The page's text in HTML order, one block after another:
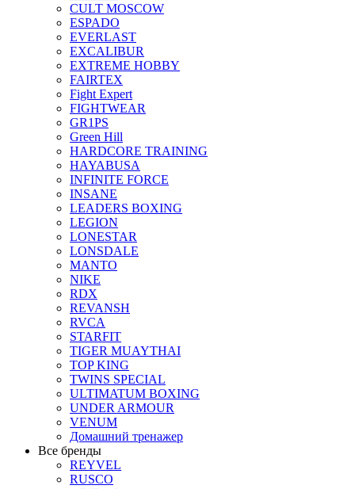
CULT MOSCOW
ESPADO
EVERLAST
EXCALIBUR
EXTREME HOBBY
FAIRTEX
Fight Expert
FIGHTWEAR
GR1PS
Green Hill
HARDCORE TRAINING
HAYABUSA
INFINITE FORCE
INSANE
LEADERS BOXING
LEGION
LONESTAR
LONSDALE
MANTO
NIKE
RDX
REVANSH
RVCA
STARFIT
TIGER MUAYTHAI
TOP KING
TWINS SPECIAL
ULTIMATUM BOXING
UNDER ARMOUR
VENUM
Домашний тренажер
Все бренды
REYVEL
RUSCO